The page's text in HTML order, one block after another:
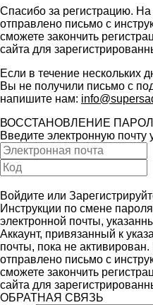
Спасибо за регистрацию.
отправлено письмо с
сможете закончить
сайта для
Если в течение нескольких
Вы не получили письмо с
напишите нам:
ВОССТАНОВЛЕНИЕ
Введите электронную почту
Войдите или
Инструкции по смене
электронной почты,
Аккаунт, привязанный к
почты, пока не
отправлено письмо с
сможете закончить
сайта для
ОБРАТНАЯ СВЯЗЬ